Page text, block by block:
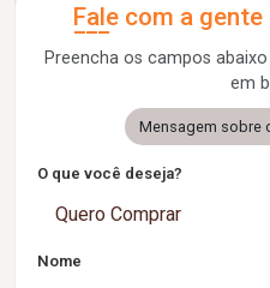
Fale com a
Preencha os campos
em
Mensagem sobre
O que você deseja?
Quero Comprar
Nome